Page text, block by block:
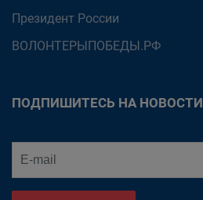
Президент России
ВОЛОНТЕРЫПОБЕДЫ.РФ
ПОДПИШИТЕСЬ НА НОВОСТИ